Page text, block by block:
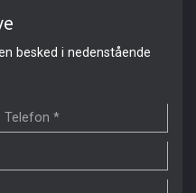
besked i nedenstående